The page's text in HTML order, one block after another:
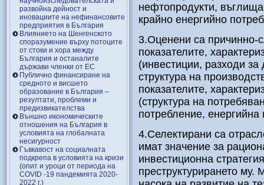
развойна дейност и
иновациите на нефинансовите
предприятия в България
Влиянието на Шенгенското
споразумение върху потоците
от стоки и хора между
България и останалите
държави членки от ЕС
Публично финансиране на
средното и висшето
образование в България –
резултати, проблеми и
предизвикателства
Външно икономическите
отношения на България в
условията на глобалната
несигурност
Гъвкавост на социалната
подкрепа в условията на кризи
(опит и уроци от периода на
COVID -19 пандемията 2020-
2022 г.)
нефтопродукти,
крайно енергийно
3.Оценени са причинно-
показателите,
(инвестиции, разходи
структура на
показателите,
(структура на
потребление, енергийна
4.Селектирани са
имат значение за
инвестиционна
преструктурирането му.